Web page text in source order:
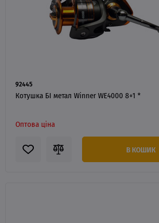
92445
Котушка БІ метал Winner WE4000 8+1 *
Оптова ціна
В КОШИК